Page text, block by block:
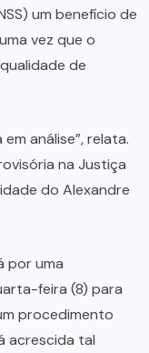
um benefício de
vez que o
de
análise”, relata.
na Justiça
do Alexandre
por uma
feira (8) para
procedimento
acrescida tal